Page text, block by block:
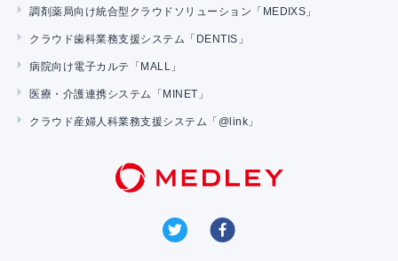
調剤薬局向け統合型クラウドソリューション「MEDIXS」
クラウド歯科業務支援システム「DENTIS」
病院向け電子カルテ「MALL」
医療・介護連携システム「MINET」
クラウド産婦人科業務支援システム「@link」